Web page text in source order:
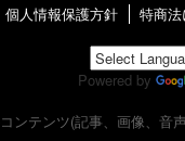
個人情報保護方針 特商
Powered by
ンテンツ(記事、画像、音